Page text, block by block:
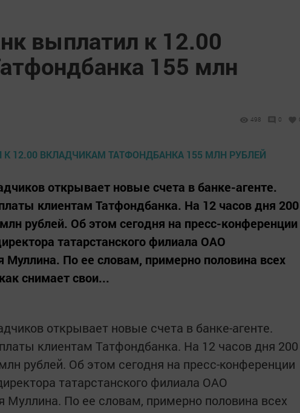
выплатил к 12.00
155 млн
498 0
открывает новые счета в банке-агенте.
клиентам Татфондбанка. На 12 часов дня 200
рублей. Об этом сегодня на пресс-конференции
татарстанского филиала ОАО
Муллина. По ее словам, примерно половина всех
снимает свои...
открывает новые счета в банке-агенте.
клиентам Татфондбанка. На 12 часов дня 200
рублей. Об этом сегодня на пресс-конференции
татарстанского филиала ОАО
Муллина. По ее словам, примерно половина всех